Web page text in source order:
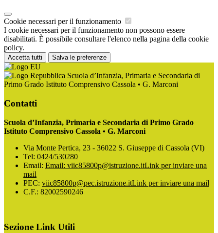
Cookie necessari per il funzionamento
I cookie necessari per il funzionamento non possono essere
disabilitati. È possibile consultare l'elenco nella pagina della cookie
policy.
Accetta tutti Salva le preferenze
Scuola d’Infanzia, Primaria e Secondaria di
Primo Grado Istituto Comprensivo Cassola • G. Marconi
Contatti
Scuola d’Infanzia, Primaria e Secondaria di Primo Grado
Istituto Comprensivo Cassola • G. Marconi
Via Monte Pertica, 23 - 36022 S. Giuseppe di Cassola (VI)
Tel: 0424/530280
Email: Email: viic85800p@istruzione.itLink per inviare una
mail
PEC: viic85800p@pec.istruzione.itLink per inviare una mail
C.F.: 82002590246
Sezione Link Utili